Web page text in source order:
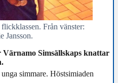
Från vänster:
Jansson.
Simsällskaps knattar
simmare. Höstsimiaden